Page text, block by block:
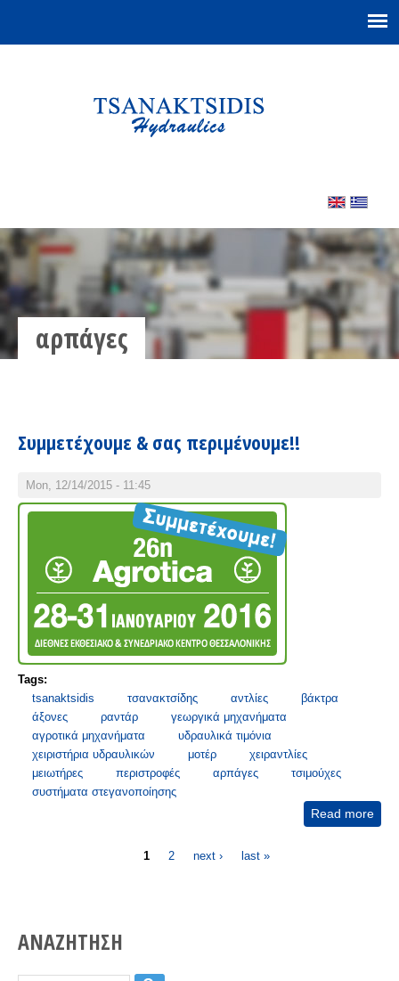
αρπάγες
Συμμετέχουμε & σας περιμένουμε!!
Mon, 12/14/2015 - 11:45
Tags:
tsanaktsidis
τσανακτσίδης αντλίες
βάκτρα
άξονες
ραντάρ
γεωργικά μηχανήματα
αγροτικά μηχανήματα
υδραυλικά τιμόνια
χειριστήρια υδραυλικών
μοτέρ
χειραντλίες
μειωτήρες
περιστροφές αρπάγες
τσιμούχες
συστήματα στεγανοποίησης
Read more
1 2 next › last »
ΑΝΑΖΗΤΗΣΗ